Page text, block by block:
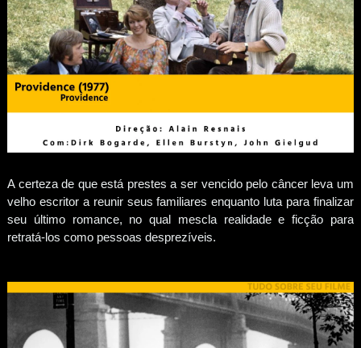
A certeza de que está prestes a ser vencido pelo câncer leva um
velho escritor a reunir seus familiares enquanto luta para finalizar
seu último romance, no qual mescla realidade e ficção para
retratá-los como pessoas desprezíveis.